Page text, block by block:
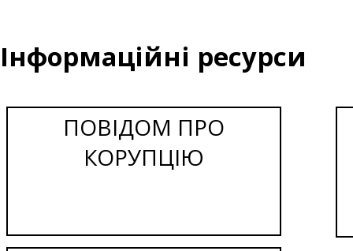
Інформаційні ресурси
ПОВІДОМ ПРО
КОРУПЦІЮ